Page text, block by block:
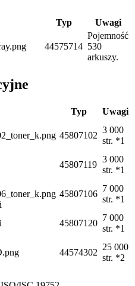
Typ Uwagi
44575714
Pojemność
530
arkuszy.
Typ Uwagi
45807102
3 000
str. *1
45807119
3 000
str. *1
45807106
7 000
str. *1
45807120
7 000
str. *1
44574302
25 000
str. *2